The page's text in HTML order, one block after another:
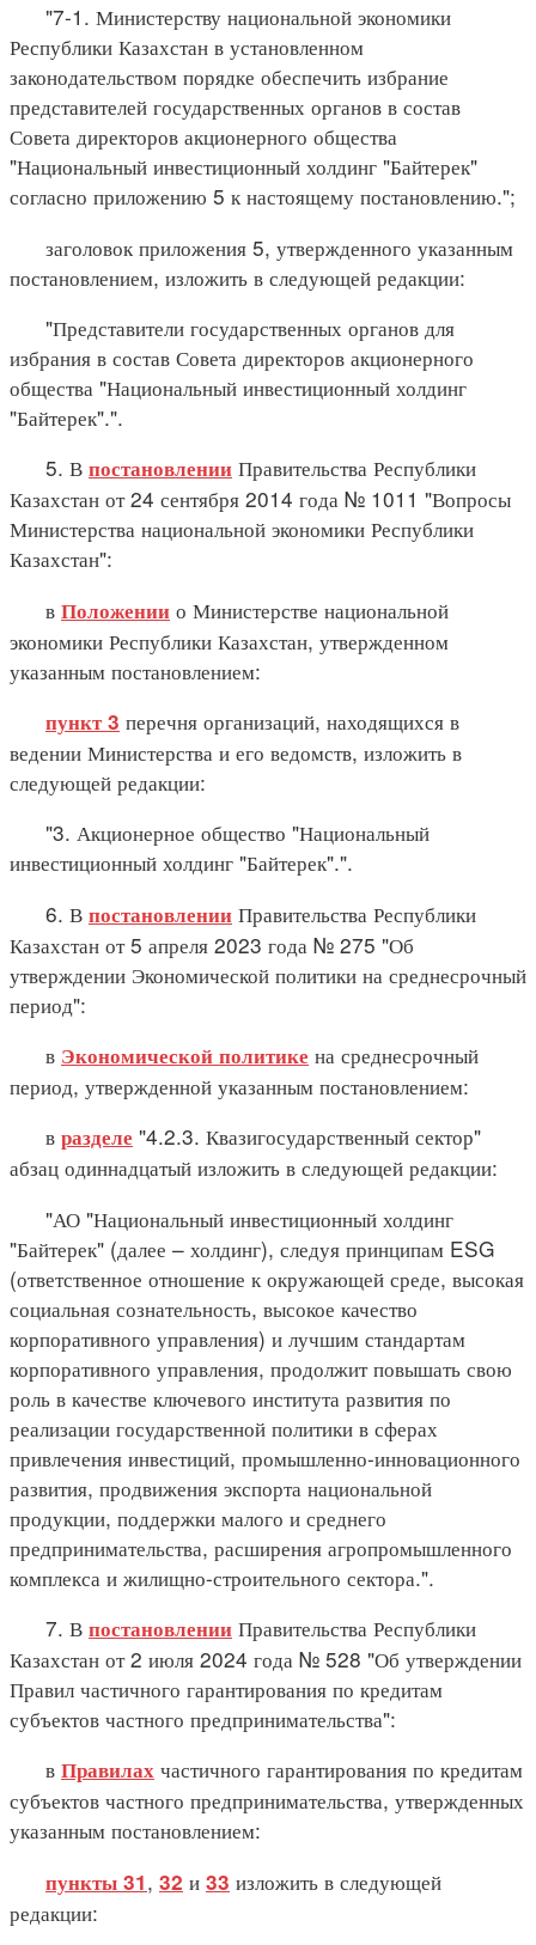
"7-1. Министерству национальной экономики
Республики Казахстан в установленном
законодательством порядке обеспечить избрание
представителей государственных органов в состав
Совета директоров акционерного общества
"Национальный инвестиционный холдинг "Байтерек"
согласно приложению 5 к настоящему постановлению.";
заголовок приложения 5, утвержденного указанным
постановлением, изложить в следующей редакции:
"Представители государственных органов для
избрания в состав Совета директоров акционерного
общества "Национальный инвестиционный холдинг
"Байтерек".".
5. В постановлении Правительства Республики
Казахстан от 24 сентября 2014 года № 1011 "Вопросы
Министерства национальной экономики Республики
Казахстан":
в Положении о Министерстве национальной
экономики Республики Казахстан, утвержденном
указанным постановлением:
пункт 3 перечня организаций, находящихся в
ведении Министерства и его ведомств, изложить в
следующей редакции:
"3. Акционерное общество "Национальный
инвестиционный холдинг "Байтерек".".
6. В постановлении Правительства Республики
Казахстан от 5 апреля 2023 года № 275 "Об
утверждении Экономической политики на среднесрочный
период":
в Экономической политике на среднесрочный
период, утвержденной указанным постановлением:
в разделе "4.2.3. Квазигосударственный сектор"
абзац одиннадцатый изложить в следующей редакции:
"АО "Национальный инвестиционный холдинг
"Байтерек" (далее – холдинг), следуя принципам ESG
(ответственное отношение к окружающей среде, высокая
социальная сознательность, высокое качество
корпоративного управления) и лучшим стандартам
корпоративного управления, продолжит повышать свою
роль в качестве ключевого института развития по
реализации государственной политики в сферах
привлечения инвестиций, промышленно-инновационного
развития, продвижения экспорта национальной
продукции, поддержки малого и среднего
предпринимательства, расширения агропромышленного
комплекса и жилищно-строительного сектора.".
7. В постановлении Правительства Республики
Казахстан от 2 июля 2024 года № 528 "Об утверждении
Правил частичного гарантирования по кредитам
субъектов частного предпринимательства":
в Правилах частичного гарантирования по кредитам
субъектов частного предпринимательства, утвержденных
указанным постановлением:
пункты 31, 32 и 33 изложить в следующей
редакции: